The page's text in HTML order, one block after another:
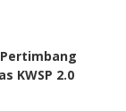
Pertimbang
KWSP 2.0